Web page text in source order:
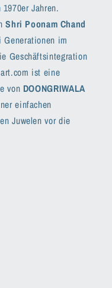
Jahren.
Shri Poonam Chand
im
Geschäftsintegration
ist eine
von DOONGRIWALA
einfachen
Juwelen vor die